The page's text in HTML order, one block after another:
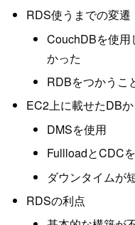
RDS使うまでの変遷
CouchDBを使用
かった
RDBをつかうこ
EC2上に載せたDB
DMSを使用
FullloadとCDC
ダウンタイムが
RDSの利点